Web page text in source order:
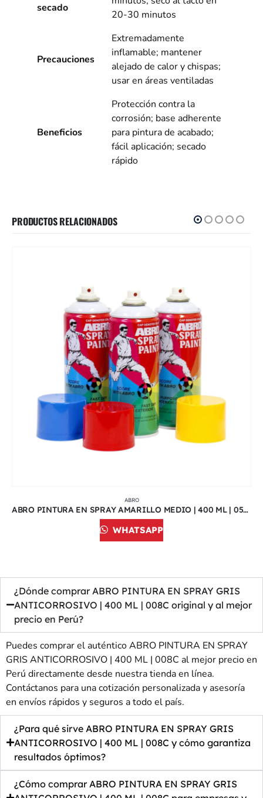
secado
20-30 minutos
Precauciones
Extremadamente
inflamable; mantener
alejado de calor y chispas;
usar en áreas ventiladas
Beneficios
Protección contra la
corrosión; base adherente
para pintura de acabado;
fácil aplicación; secado
rápido
PRODUCTOS RELACIONADOS
ABRO
ABRO PINTURA EN SPRAY AMARILLO MEDIO | 400 ML | 051C
WHATSAPP
¿Dónde comprar ABRO PINTURA EN SPRAY GRIS
ANTICORROSIVO | 400 ML | 008C original y al mejor
precio en Perú?
Puedes comprar el auténtico ABRO PINTURA EN SPRAY
GRIS ANTICORROSIVO | 400 ML | 008C al mejor precio en
Perú directamente desde nuestra tienda en línea.
Contáctanos para una cotización personalizada y asesoría
en envíos rápidos y seguros a todo el país.
¿Para qué sirve ABRO PINTURA EN SPRAY GRIS
ANTICORROSIVO | 400 ML | 008C y cómo garantiza
resultados óptimos?
¿Cómo comprar ABRO PINTURA EN SPRAY GRIS